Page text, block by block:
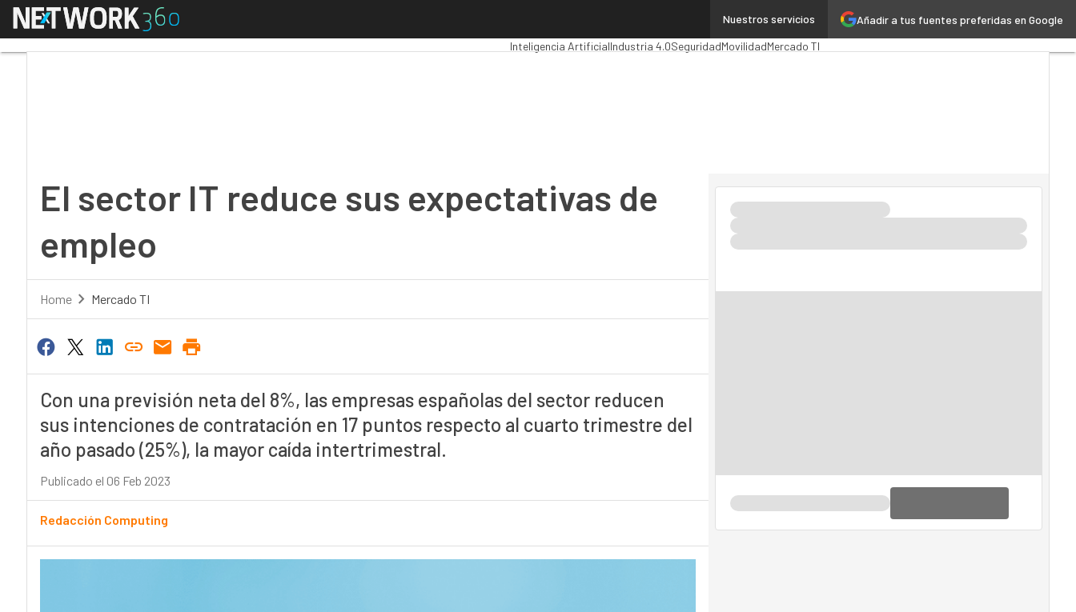
Añadir a tus fuentes preferidas en Google
Nuestros servicios
Menú Administración PúblicaMarTechCloud
Inteligencia ArtificialIndustria 4.0SeguridadMovilidadMercado TI
El sector IT reduce sus expectativas de
empleo
Home Mercado TI
Con una previsión neta del 8%, las empresas españolas del sector reducen
sus intenciones de contratación en 17 puntos respecto al cuarto trimestre del
año pasado (25%), la mayor caída intertrimestral.
Publicado el 06 Feb 2023
Redacción Computing